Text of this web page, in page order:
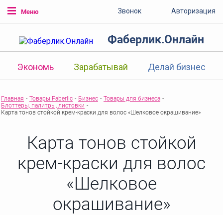
Меню Звонок Авторизация
Фаберлик.Онлайн
Экономь Зарабатывай Делай бизнес
Главная - Товары Faberlic - Бизнес - Товары для бизнеса -
Блоттеры, палитры, листовки -
Карта тонов cтойкой крем-краски для волос «Шелковое окрашивание»
Карта тонов cтойкой
крем-краски для волос
«Шелковое
окрашивание»